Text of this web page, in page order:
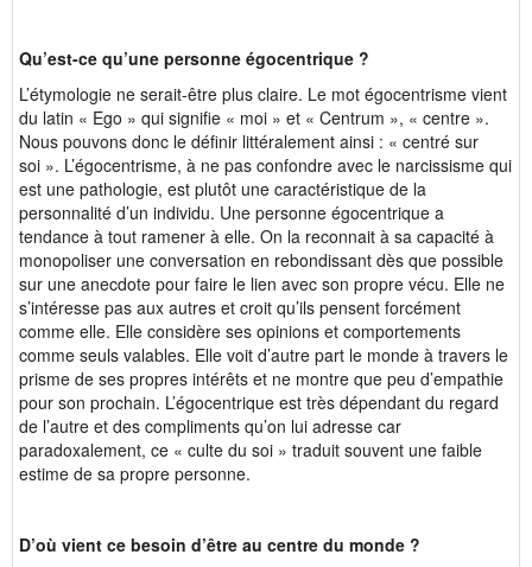
Qu’est-ce qu’une personne égocentrique ?
L’étymologie ne serait-être plus claire. Le mot égocentrisme vient
du latin « Ego » qui signifie « moi » et « Centrum », « centre ».
Nous pouvons donc le définir littéralement ainsi : « centré sur
soi ». L’égocentrisme, à ne pas confondre avec le narcissisme qui
est une pathologie, est plutôt une caractéristique de la
personnalité d’un individu. Une personne égocentrique a
tendance à tout ramener à elle. On la reconnait à sa capacité à
monopoliser une conversation en rebondissant dès que possible
sur une anecdote pour faire le lien avec son propre vécu. Elle ne
s’intéresse pas aux autres et croit qu’ils pensent forcément
comme elle. Elle considère ses opinions et comportements
comme seuls valables. Elle voit d’autre part le monde à travers le
prisme de ses propres intérêts et ne montre que peu d’empathie
pour son prochain. L’égocentrique est très dépendant du regard
de l’autre et des compliments qu’on lui adresse car
paradoxalement, ce « culte du soi » traduit souvent une faible
estime de sa propre personne.
D’où vient ce besoin d’être au centre du monde ?